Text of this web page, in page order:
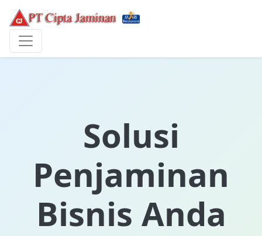
Solusi
Penjaminan
Bisnis Anda